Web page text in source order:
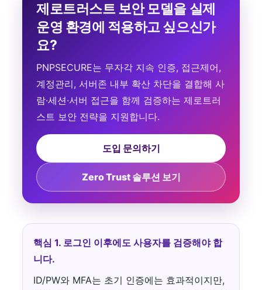
제로트러스트 보안 모델을 실제
운영 환경에 적용하고 싶으신가
요?
PNPSECURE는 무자각 지속 인증, 접근제어,
계정관리, 서버존 내부 확산 차단을 결합해 사
람·세션·서버 접근을 함께 검증하는 제로트러
스트 보안 전략을 지원합니다.
도입 문의하기
Zero Trust 솔루션 보기
핵심 1. 로그인 이후에도 사용자를 검증해야 합
니다.
ID/PW와 MFA는 초기 인증에는 효과적이지만,